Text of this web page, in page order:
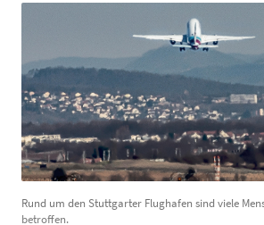
Menschen von Fluglärm betroffen.
Rund um den Stuttgarter Flughafen sind viele
betroffen.